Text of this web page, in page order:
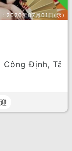
2026年07月01日(水)
Công Định,